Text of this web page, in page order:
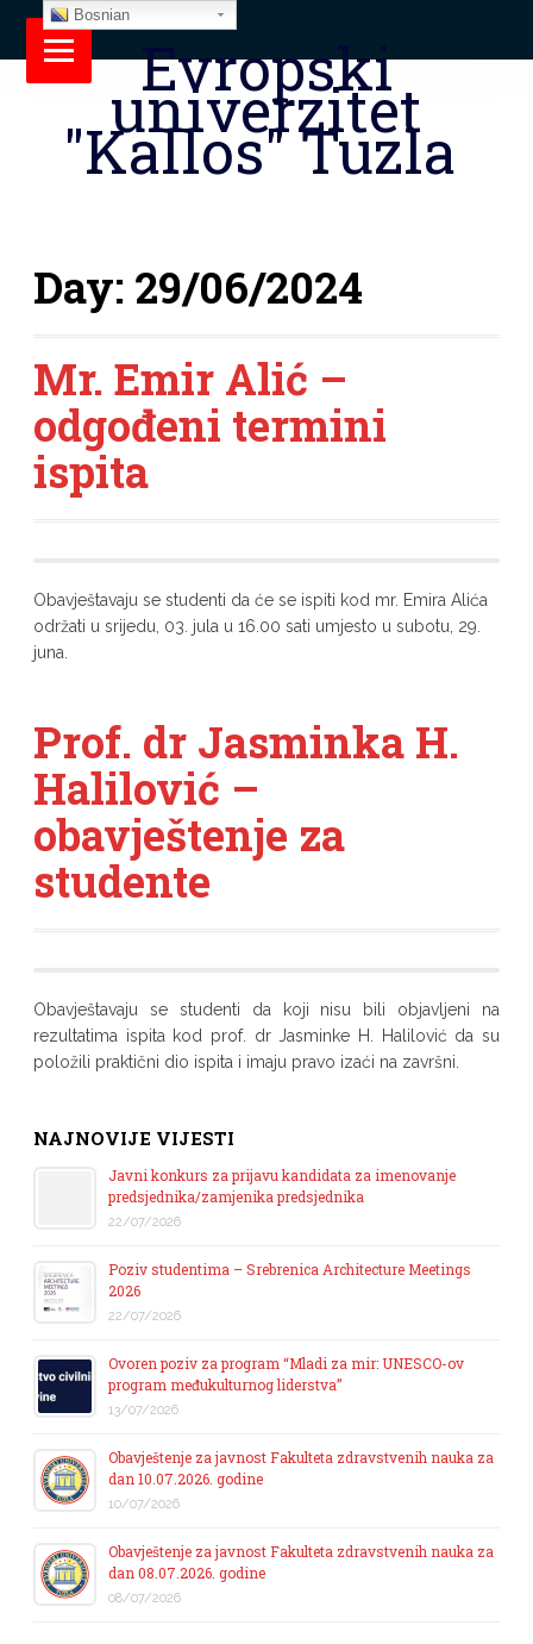
Evropski
univerzitet
"Kallos" Tuzla
Day: 29/06/2024
Mr. Emir Alić –
odgođeni termini
ispita
Obavještavaju se studenti da će se ispiti kod mr. Emira Alića
održati u srijedu, 03. jula u 16.00 sati umjesto u subotu, 29.
juna.
Prof. dr Jasminka H.
Halilović –
obavještenje za
studente
Obavještavaju se studenti da koji nisu bili objavljeni na
rezultatima ispita kod prof. dr Jasminke H. Halilović da su
položili praktični dio ispita i imaju pravo izaći na završni.
NAJNOVIJE VIJESTI
Javni konkurs za prijavu kandidata za imenovanje
predsjednika/zamjenika predsjednika
22/07/2026
Poziv studentima – Srebrenica Architecture Meetings
2026
22/07/2026
Ovoren poziv za program “Mladi za mir: UNESCO-ov
program međukulturnog liderstva”
13/07/2026
Obavještenje za javnost Fakulteta zdravstvenih nauka za
dan 10.07.2026. godine
10/07/2026
Obavještenje za javnost Fakulteta zdravstvenih nauka za
dan 08.07.2026. godine
08/07/2026
Bosnian